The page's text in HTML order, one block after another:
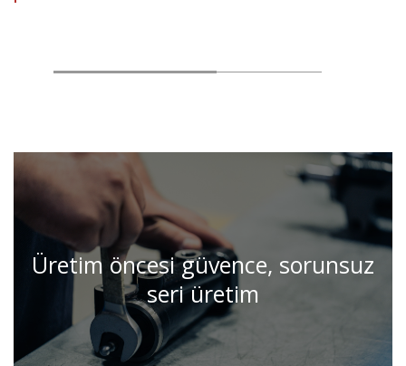
Üretim öncesi güvence, sorunsuz
seri üretim